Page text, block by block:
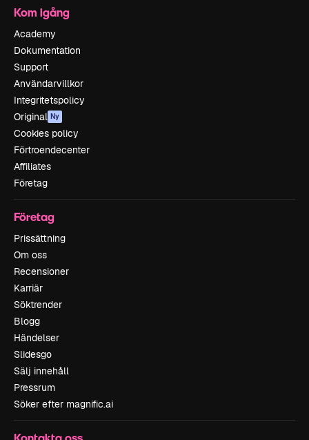
Kom igång
Academy
Dokumentation
Support
Användarvillkor
Integritetspolicy
Original Ny
Cookies policy
Förtroendecenter
Affiliates
Företag
Företag
Prissättning
Om oss
Recensioner
Karriär
Söktrender
Blogg
Händelser
Slidesgo
Sälj innehåll
Pressrum
Söker efter magnific.ai